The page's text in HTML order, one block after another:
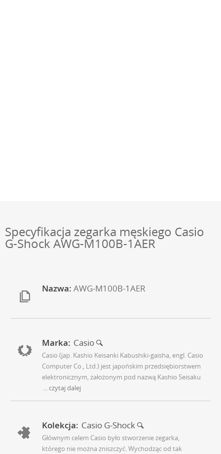
Specyfikacja zegarka męskiego Casio
G-Shock AWG-M100B-1AER
Nazwa: AWG-M100B-1AER
Marka: Casio
Casio (jap. Kashio Keisanki Kabushiki-gaisha, engl. Casio
Computer Co., Ltd.) jest japońskim przedsiębiorstwem
elektronicznym, założonym pod nazwą Kashio Seisaku
... czytaj dalej
Kolekcja: Casio G-Shock
Głównym celem Casio było stworzenie zegarka,
którego nie można zniszczyć. Wychodząc od tak